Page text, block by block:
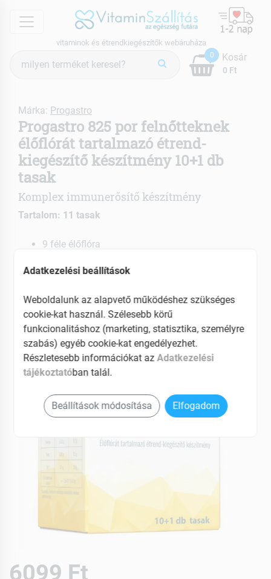
menu
vitaminok és étrendkiegészítők webáruháza
keresés
0
0 Ft
Kosár
Márka: Progastro
Progastro 825 por felnőtteknek
élőflórát tartalmazó étrend-
kiegészítő készítmény 10+1 db
tasak
Komplex immunerősítő készítmény
Tartalom: 11 tasak
9 féle élőflóra
Antibiotikumos kezelések után
EAN: 5999881988062
6099 Ft
Adatkezelési beállítások
Weboldalunk az alapvető működéshez szükséges
cookie-kat használ. Szélesebb körű
funkcionalitáshoz (marketing, statisztika, személyre
szabás) egyéb cookie-kat engedélyezhet.
Részletesebb információkat az Adatkezelési
tájékoztatóban talál.
Beállítások módosítása Elfogadom